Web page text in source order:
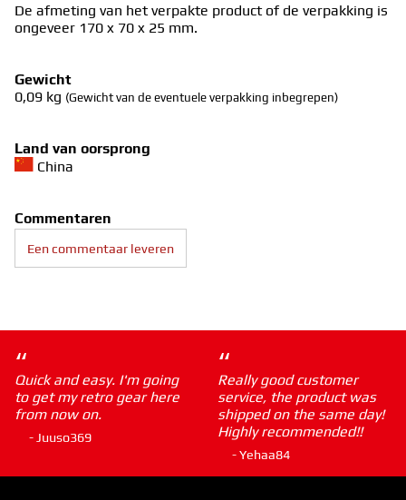
De afmeting van het verpakte product of de verpakking is
ongeveer 170 x 70 x 25 mm.
Gewicht
0,09 kg (Gewicht van de eventuele verpakking inbegrepen)
Land van oorsprong
China
Commentaren
Een commentaar leveren
“
Quick and easy. I'm going
to get my retro gear here
from now on.
- Juuso369
“
Really good customer
service, the product was
shipped on the same day!
Highly recommended!!
- Yehaa84